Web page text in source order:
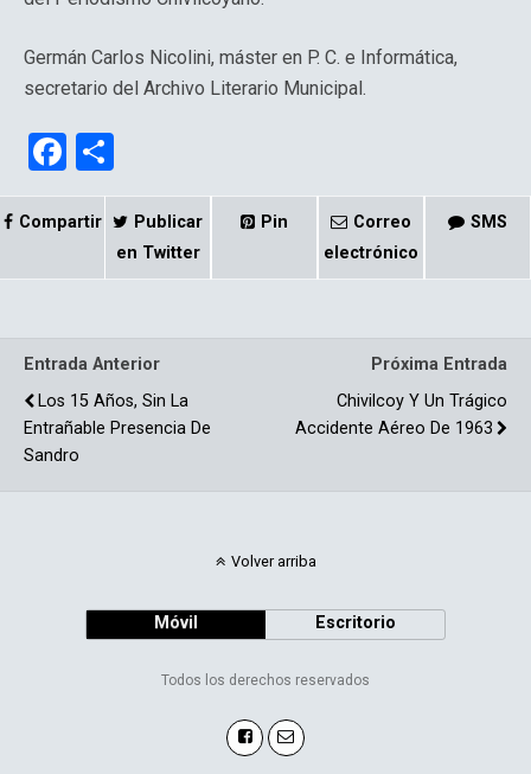
Germán Carlos Nicolini, máster en P. C. e Informática,
secretario del Archivo Literario Municipal.
F
a
ce
k
o
m
p
Compartir
Publicar
en Twitter
Pin
Correo
electrónico
SMS
Entrada Anterior
Los 15 Años, Sin La
Entrañable Presencia De
Sandro
Próxima Entrada
Chivilcoy Y Un Trágico
Accidente Aéreo De 1963
Volver arriba
Móvil Escritorio
Todos los derechos reservados